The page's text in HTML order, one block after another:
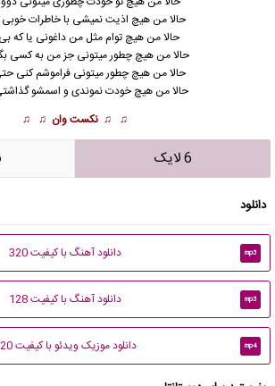
حالا من هیچ اذیت نمیشی با خاطرات خوبی
حالا من هیچ توام مثل من داغونی یا که
حالا من هیچ چطور میتونی جز من به کسی
حالا من هیچ چطور میتونی فراموشم کنی
حالا من هیچ خودت نموندی و اسمشو
♫ ♫ نکست وان ♫ ♫
6 لایک
دانلود
mp3 دانلود آهنگ با کیفیت 320
mp3 دانلود آهنگ با کیفیت 128
mp4 دانلود موزیک ویدئو با کیفیت 720